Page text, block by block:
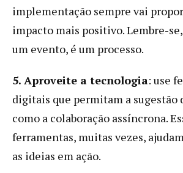
implementação sempre vai
impacto mais positivo. Lembre-
um evento, é um processo.
5. Aproveite a tecnologia: use
digitais que permitam a sugestão
como a colaboração assíncrona.
ferramentas, muitas vezes,
as ideias em ação.